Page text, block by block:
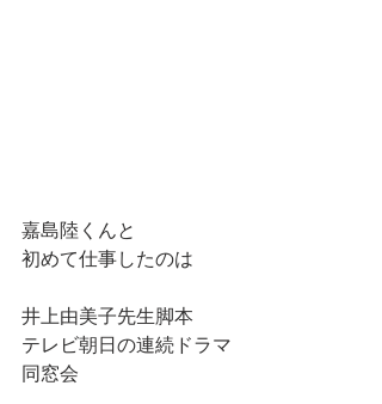
嘉島陸くんと
初めて仕事したのは
井上由美子先生脚本
テレビ朝日の連続ドラマ
同窓会